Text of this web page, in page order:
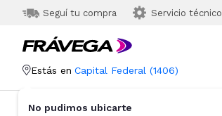
Seguí tu compra Servicio técnico
Estás en Capital Federal (1406)
No pudimos ubicarte
Categorías Más Vendidos